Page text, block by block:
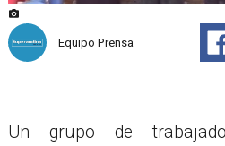
Equipo Prensa
Un grupo de